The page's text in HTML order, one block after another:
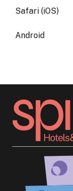
Safari (iOS)
Android